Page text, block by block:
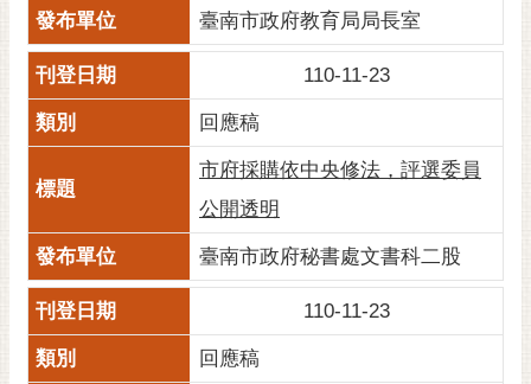
螢
光
花
泉
桐
祭
網
站
導
覽
臺南市政府教育局局長室
110-11-23
回應稿
市府採購依中央修法，評選委員
公開透明
臺南市政府秘書處文書科二股
110-11-23
回應稿